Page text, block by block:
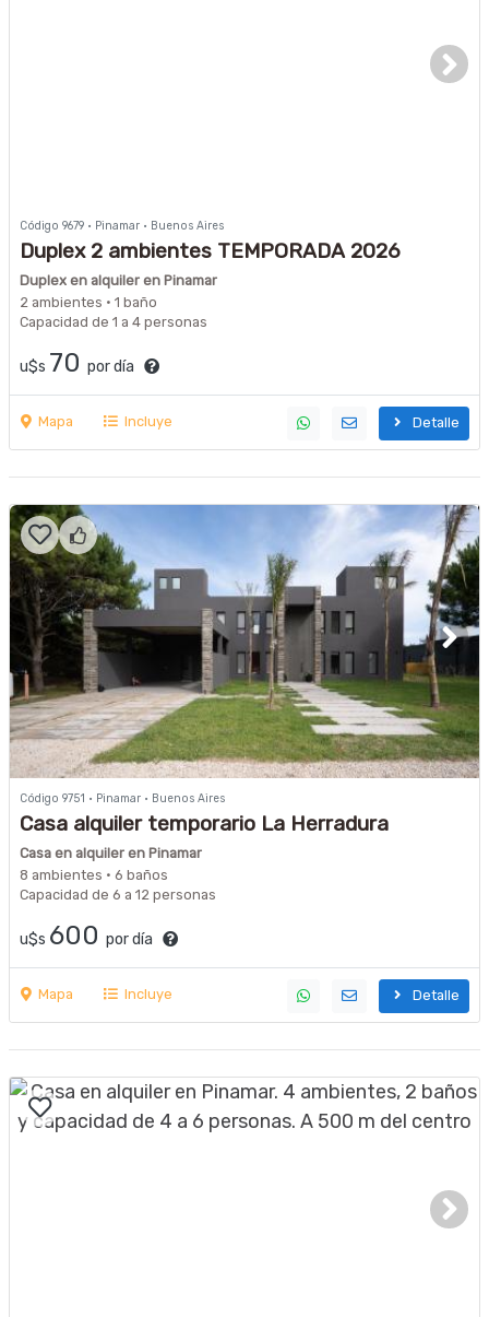
Código 9679 · Pinamar · Buenos Aires
Duplex 2 ambientes TEMPORADA 2026
Duplex en alquiler en Pinamar
2 ambientes · 1 baño
Capacidad de 1 a 4 personas
u$s 70 por día
Mapa Incluye Detalle
Código 9751 · Pinamar · Buenos Aires
Casa alquiler temporario La Herradura
Casa en alquiler en Pinamar
8 ambientes · 6 baños
Capacidad de 6 a 12 personas
u$s 600 por día
Mapa Incluye Detalle